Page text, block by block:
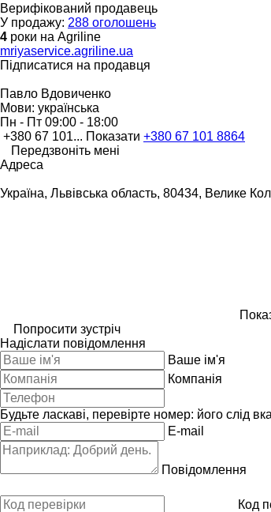
Верифікований продавець
У продажу: 288 оголошень
4 роки на Agriline
mriyaservice.agriline.ua
Підписатися на продавця
Павло Вдовиченко
Мови: українська
Пн - Пт 09:00 - 18:00
+380 67 101... Показати +380 67 101 8864
Передзвоніть мені
Адреса
Україна, Львівська область, 80434, Велике
Попросити зустріч
Надіслати повідомлення
Ваше ім'я
Компанія
Будьте ласкаві, перевірте номер: його слід
E-mail
Повідомлення
Код